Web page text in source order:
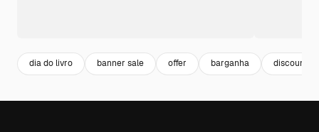
dia do livro banner sale offer barganha discount